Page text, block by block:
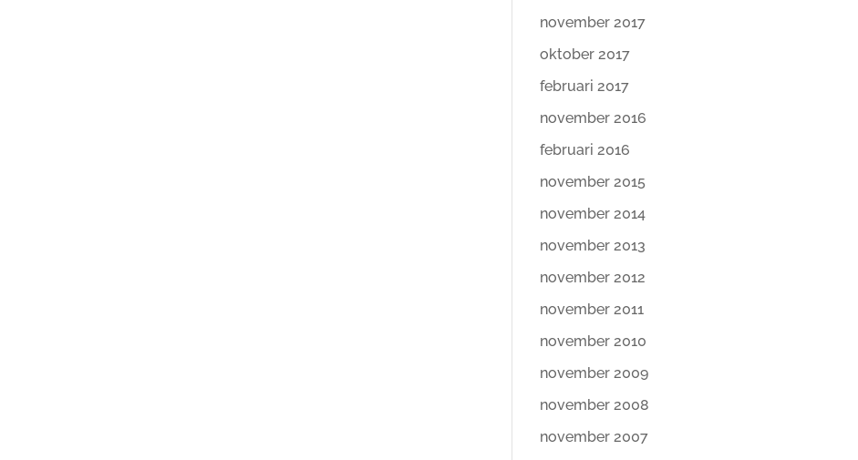
november 2017
oktober 2017
februari 2017
november 2016
februari 2016
november 2015
november 2014
november 2013
november 2012
november 2011
november 2010
november 2009
november 2008
november 2007